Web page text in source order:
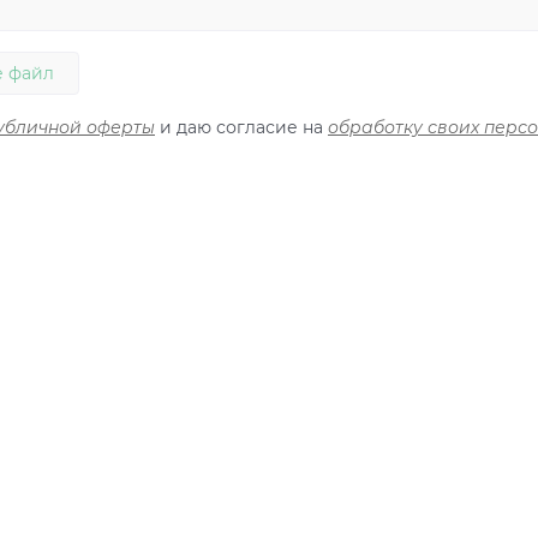
файл
оферты и даю согласие на обработку своих